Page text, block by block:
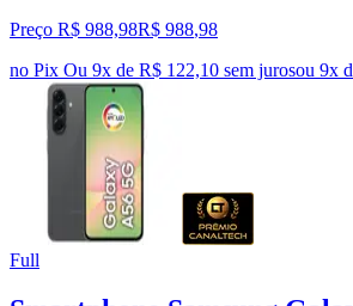
Preço R$ 988,98R$ 988,98
no Pix Ou 9x de R$ 122,10 sem jurosou 9x
Full